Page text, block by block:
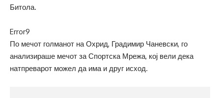
Битола.
Error9
По мечот голманот на Охрид, Градимир Чаневски, го
анализираше мечот за Спортска Мрежа, кој вели дека
натпреварот можел да има и друг исход.